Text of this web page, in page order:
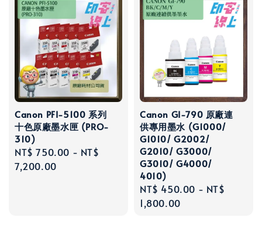
Canon PFI-5100 系列
十色原廠墨水匣 (PRO-
310)
Regular
price
NT$ 750.00 - NT$
7,200.00
Canon GI-790 原廠連
供專用墨水 (G1000/
G1010/ G2002/
G2010/ G3000/
G3010/ G4000/
4010)
Regular
price
NT$ 450.00 - NT$
1,800.00